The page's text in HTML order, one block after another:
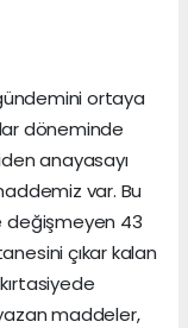
ortaya
döneminde
anayasayı
var. Bu
değişmeyen 43
çıkar kalan
maddeler,